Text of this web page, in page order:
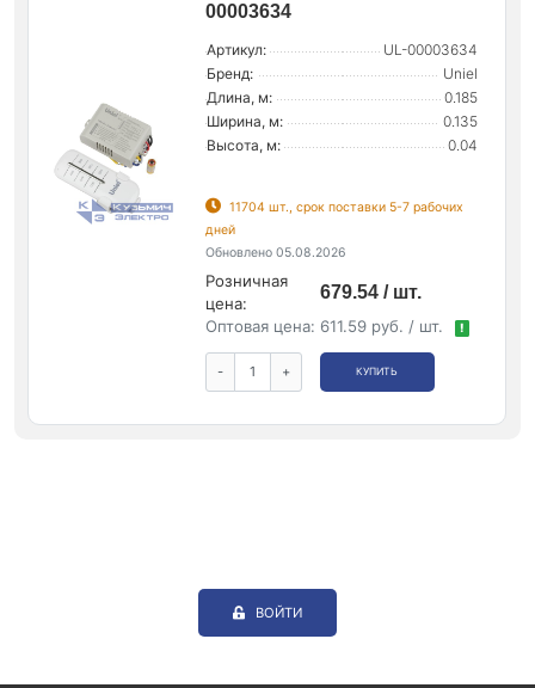
00003634
Артикул:
UL-00003634
Бренд:
Uniel
Длина, м:
0.185
Ширина, м:
0.135
Высота, м:
0.04
11704 шт., срок поставки 5-7 рабочих
дней
Обновлено 05.08.2026
Розничная
цена:
679.54 / шт.
Оптовая цена: 611.59 руб. / шт. !
- + КУПИТЬ
ВОЙТИ